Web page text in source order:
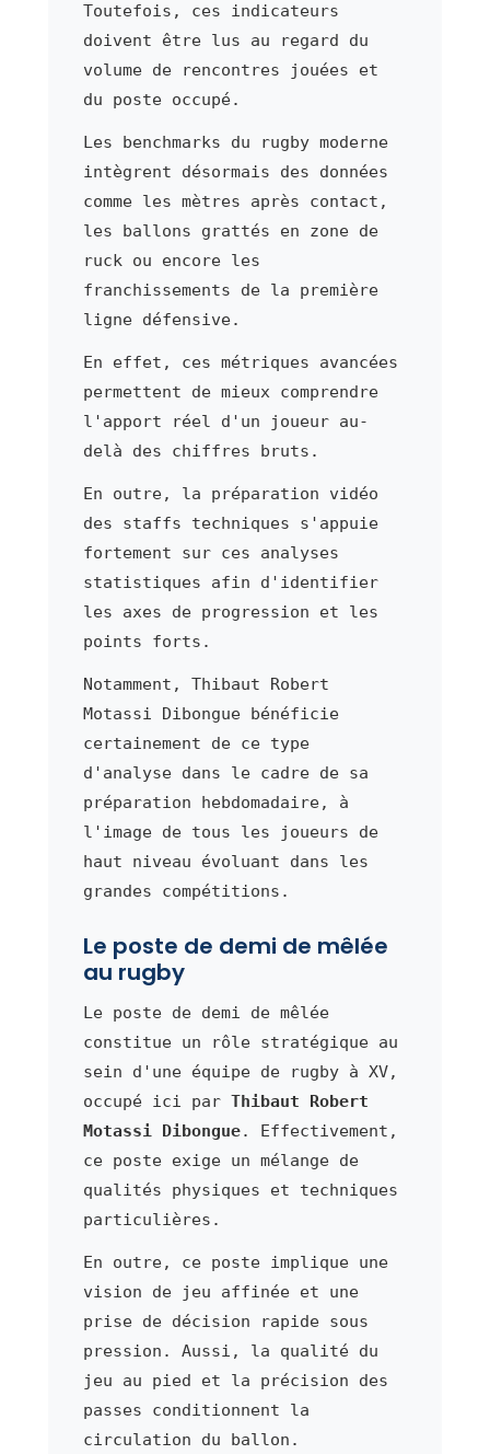
Toutefois, ces indicateurs
doivent être lus au regard du
volume de rencontres jouées et
du poste occupé.
Les benchmarks du rugby moderne
intègrent désormais des données
comme les mètres après contact,
les ballons grattés en zone de
ruck ou encore les
franchissements de la première
ligne défensive.
En effet, ces métriques avancées
permettent de mieux comprendre
l'apport réel d'un joueur au-
delà des chiffres bruts.
En outre, la préparation vidéo
des staffs techniques s'appuie
fortement sur ces analyses
statistiques afin d'identifier
les axes de progression et les
points forts.
Notamment, Thibaut Robert
Motassi Dibongue bénéficie
certainement de ce type
d'analyse dans le cadre de sa
préparation hebdomadaire, à
l'image de tous les joueurs de
haut niveau évoluant dans les
grandes compétitions.
Le poste de demi de mêlée
au rugby
Le poste de demi de mêlée
constitue un rôle stratégique au
sein d'une équipe de rugby à XV,
occupé ici par Thibaut Robert
Motassi Dibongue. Effectivement,
ce poste exige un mélange de
qualités physiques et techniques
particulières.
En outre, ce poste implique une
vision de jeu affinée et une
prise de décision rapide sous
pression. Aussi, la qualité du
jeu au pied et la précision des
passes conditionnent la
circulation du ballon.